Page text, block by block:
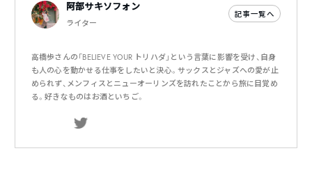
阿部サキソフォン
ライター
記事一覧へ
高橋歩さんの「BELIEVE YOUR トリハダ」という言葉に影響を受け、自身
も人の心を動かせる仕事をしたいと決心。サックスとジャズへの愛が止
められず、メンフィスとニューオーリンズを訪れたことから旅に目覚め
る。好きなものはお酒といちご。